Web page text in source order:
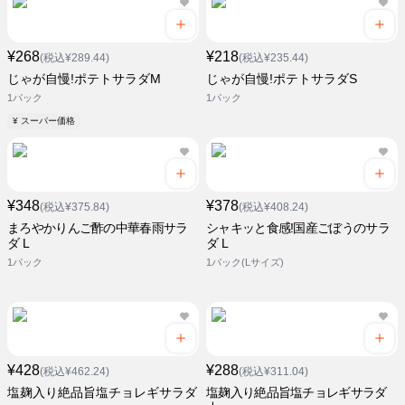
¥268(税込¥289.44)
じゃが自慢!ポテトサラダM
1パック
¥ スーパー価格
¥218(税込¥235.44)
じゃが自慢!ポテトサラダS
1パック
¥348(税込¥375.84)
まろやかりんご酢の中華春雨サラ
ダ L
1パック
¥378(税込¥408.24)
シャキッと食感!国産ごぼうのサラ
ダ L
1パック(Lサイズ)
¥428(税込¥462.24)
塩麹入り絶品旨塩チョレギサラダ
¥288(税込¥311.04)
塩麹入り絶品旨塩チョレギサラダ